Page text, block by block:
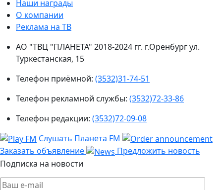
Наши награды
О компании
Реклама на ТВ
АО "ТВЦ "ПЛАНЕТА" 2018-2024 гг. г.Оренбург ул.
Туркестанская, 15
Телефон приёмной: (3532)31-74-51
Телефон рекламной службы: (3532)72-33-86
Телефон редакции: (3532)72-09-08
Слушать Планета FM
Заказать объявление
Предложить новость
Подписка на новости